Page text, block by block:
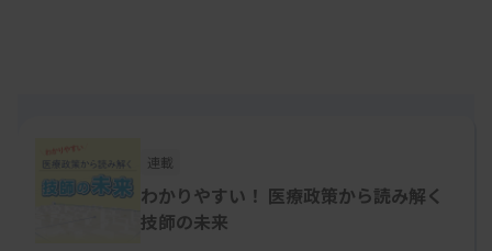
が高く重要な項目はほぼ全てが骨太方針に盛り込ま
れています。骨太方針は、首相を中心とした全閣僚
が参加する閣議で決定されるため、国のトップ肝い
連載
わかりやすい！ 医療政策から読み解く
技師の未来